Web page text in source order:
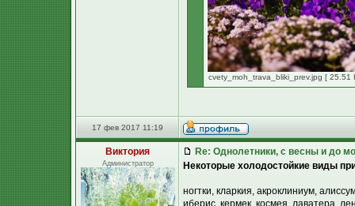
cvety_moh_trava_bliki_prev.jpg [
17 фев 2017 11:19
Виктория
Администратор
Re: Однолетники, с весны и до
Некоторые холодостойкие виды
ногтки, кларкия, акроклиниум,
иберис, кермек, космея, лаватера,